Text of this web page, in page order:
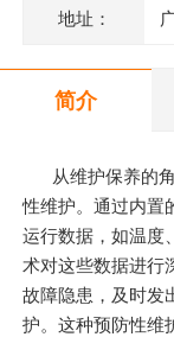
地址：
简介
从维护保养的
性维护。通过内置
运行数据，如温度
术对这些数据进行
故障隐患，及时发
护。这种预防性维